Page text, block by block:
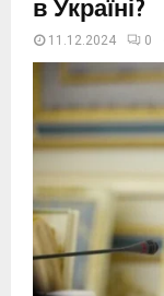
в Україні?
11.12.2024 0